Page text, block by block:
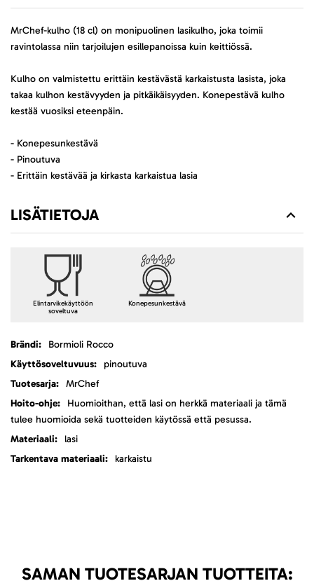
MrChef-kulho (18 cl) on monipuolinen lasikulho, joka toimii
ravintolassa niin tarjoilujen esillepanoissa kuin keittiössä.
Kulho on valmistettu erittäin kestävästä karkaistusta lasista, joka
takaa kulhon kestävyyden ja pitkäikäisyyden. Konepestävä kulho
kestää vuosiksi eteenpäin.
- Konepesunkestävä
- Pinoutuva
- Erittäin kestävää ja kirkasta karkaistua lasia
LISÄTIETOJA
Elintarvikekäyttöön
soveltuva
Konepesunkestävä
LisätietojaBormioli Rocco
pinoutuva
MrChef
Huomioithan, että lasi on herkkä materiaali ja tämä
tulee huomioida sekä tuotteiden käytössä että pesussa.
lasi
karkaistu
SAMAN TUOTESARJAN TUOTTEITA: